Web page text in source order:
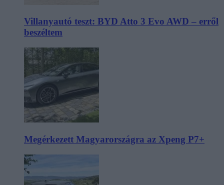
Villanyautó teszt: BYD Atto 3 Evo AWD – erről
beszéltem
Megérkezett Magyarországra az Xpeng P7+